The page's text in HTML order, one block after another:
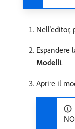
Nell’editor,
Espandere
Modelli.
Aprire il